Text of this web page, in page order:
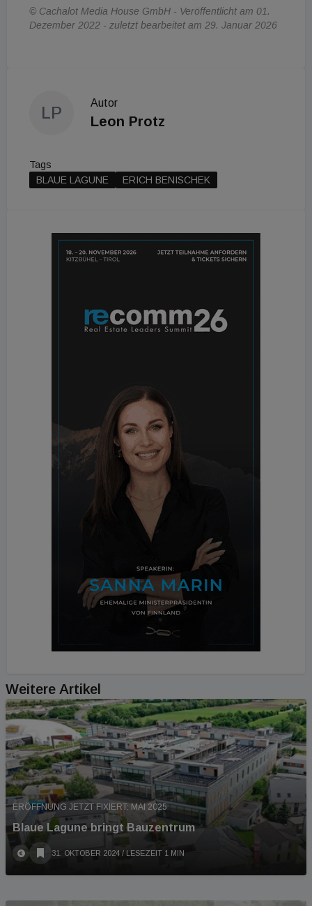
© Cachalot Media House GmbH - Veröffentlicht am 01.
Dezember 2022 - zuletzt bearbeitet am 29. Januar 2026
LP
Autor
Leon Protz
Tags
BLAUE LAGUNE
ERICH BENISCHEK
Weitere Artikel
ERÖFFNUNG JETZT FIXIERT: MAI 2025
Blaue Lagune bringt Bauzentrum
31. OKTOBER 2024 / LESEZEIT 1 MIN